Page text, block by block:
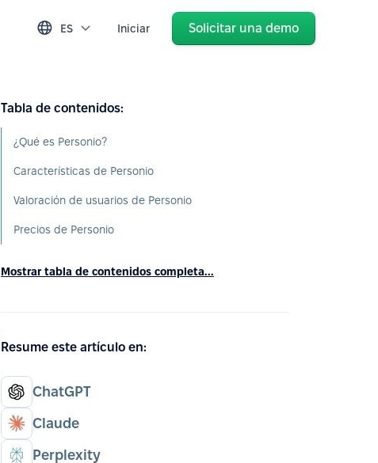
ES Iniciar Solicitar una demo
Tabla de contenidos:
¿Qué es Personio?
Características de Personio
Valoración de usuarios de Personio
Precios de Personio
Mostrar tabla de contenidos completa...
Resume este artículo en:
ChatGPT
Claude
Perplexity